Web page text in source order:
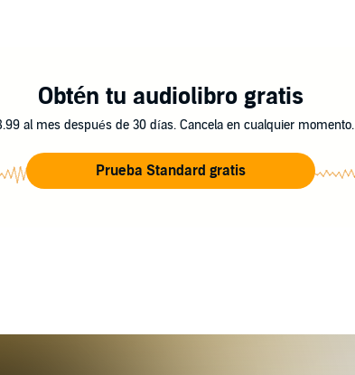
Obtén tu audiolibro gratis
al mes después de 30 días. Cancela en cualquier momento.
Prueba Standard gratis